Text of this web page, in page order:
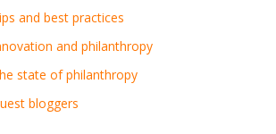
and best practices
and philanthropy
state of philanthropy
bloggers